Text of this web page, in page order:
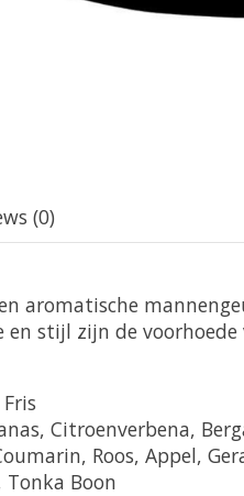
(0)
aromatische
en stijl zijn de
Citroenverbena,
Roos, Appel,
Boon